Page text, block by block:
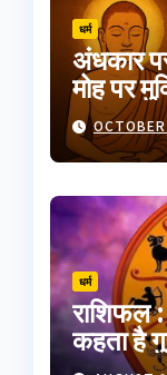
धर्म
अंधकार
मोह पर
भारतीय
धर्म
राशिफल
कहता है